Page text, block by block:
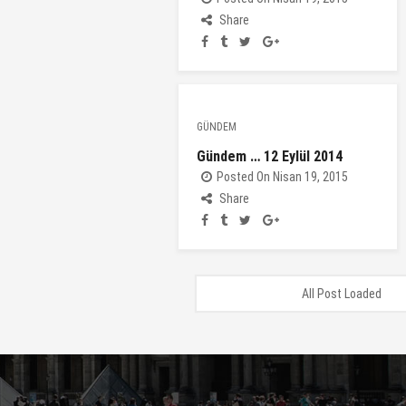
Share
GÜNDEM
Gündem … 12 Eylül 2014
Posted On Nisan 19, 2015
Share
All Post Loaded